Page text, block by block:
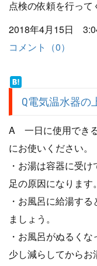
点検の依頼を行って
2018年4月15日
コメント（0）
Q電気温水器の
A 一日に使用でき
にお使いください。
・お湯は容器に受
足の原因になります。
・お風呂に給湯す
ましょう。
・お風呂がぬるく
少し減らしてからお